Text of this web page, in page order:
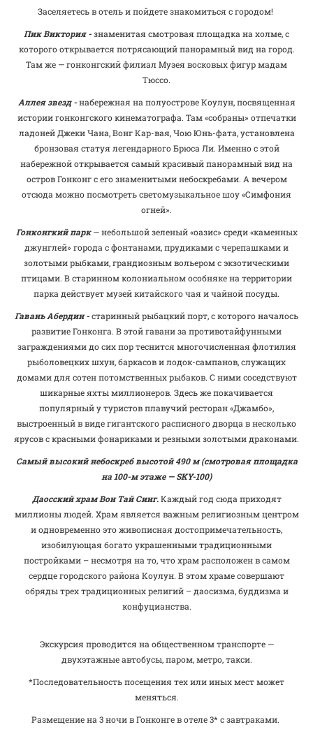
Заселяетесь в отель и пойдете знакомиться с городом!
Пик Виктория -знаменитая смотровая площадка на холме, с
которого открывается потрясающий панорамный вид на город.
Там же — гонконгский филиал Музея восковых фигур мадам
Тюссо.
Аллея звезд -набережная на полуострове Коулун, посвященная
истории гонконгского кинематографа. Там «собраны» отпечатки
ладоней Джеки Чана, Вонг Кар-вая, Чою Юнь-фата, установлена
бронзовая статуя легендарного Брюса Ли. Именно с этой
набережной открывается самый красивый панорамный вид на
остров Гонконг с его знаменитыми небоскребами. А вечером
отсюда можно посмотреть светомузыкальное шоу «Симфония
огней».
Гонконгкий парк— небольшой зеленый «оазис» среди «каменных
джунглей» города с фонтанами, прудиками с черепашками и
золотыми рыбками, грандиозным вольером с экзотическими
птицами. В старинном колониальном особняке на территории
парка действует музей китайского чая и чайной посуды.
Гавань Абердин -старинный рыбацкий порт, с которого началось
развитие Гонконга. В этой гавани за противотайфунными
заграждениями до сих пор теснится многочисленная флотилия
рыболовецких шхун, баркасов и лодок-сампанов, служащих
домами для сотен потомственных рыбаков. С ними соседствуют
шикарные яхты миллионеров. Здесь же покачивается
популярный у туристов плавучий ресторан «Джамбо»,
выстроенный в виде гигантского расписного дворца в несколько
ярусов с красными фонариками и резными золотыми драконами.
Самый высокий небоскреб высотой 490 м (смотровая площадка
на 100-м этаже — SKY-100)
Даосский храм Вон Тай Синг.Каждый год сюда приходят
миллионы людей. Храм является важным религиозным центром
и одновременно это живописная достопримечательность,
изобилующая богато украшенными традиционными
постройками – несмотря на то, что храм расположен в самом
сердце городского района Кoулун. В этом храме совершают
обряды трех традиционных религий – даосизма, буддизма и
конфуцианства.
Экскурсия проводится на общественном транспорте —
двухэтажные автобусы, паром, метро, такси.
*Последовательность посещения тех или иных мест может
меняться.
Размещение на 3 ночи в Гонконге в отеле 3* с завтраками.